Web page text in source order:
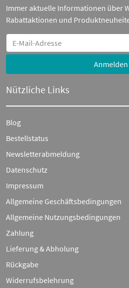
Immer aktuelle Informationen über
Rabattaktionen und
Anmelden
Nützliche Links
Blog
Bestellstatus
Newsletterabmeldung
Datenschutz
Impressum
Allgemeine Geschäftsbedingungen
Allgemeine Nutzungsbedingungen
Zahlung
Lieferung & Abholung
Rückgabe
Widerrufsbelehrung